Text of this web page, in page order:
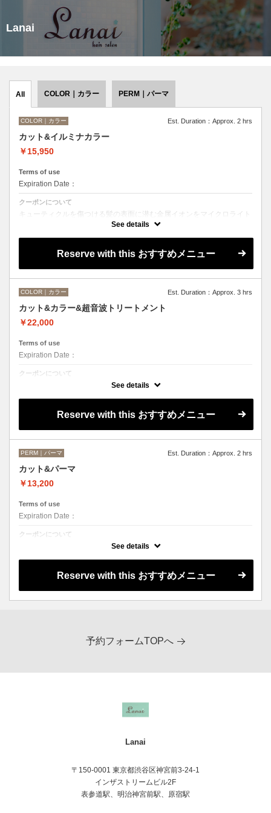
Lanai
All COLOR｜カラー PERM｜パーマ
COLOR｜カラー Est. Duration：Approx. 2 hrs
カット&イルミナカラー
￥15,950
Terms of use
Expiration Date：
クーポンについて
キューティクルを傷つける髪の表面に潜む金属イオンをマイクロライト
テクノロジーによって除去し驚きの手触りに。独自の透明感の染料で艶
See details
Reserve with this おすすめメニュー
COLOR｜カラー Est. Duration：Approx. 3 hrs
カット&カラー&超音波トリートメント
￥22,000
Terms of use
Expiration Date：
クーポンについて
See details
Reserve with this おすすめメニュー
PERM｜パーマ Est. Duration：Approx. 2 hrs
カット&パーマ
￥13,200
Terms of use
Expiration Date：
クーポンについて
See details
Reserve with this おすすめメニュー
予約フォームTOPへ
Lanai
〒150-0001 東京都渋谷区神宮前3-24-1
インザストリームビル2F
表参道駅、明治神宮前駅、原宿駅